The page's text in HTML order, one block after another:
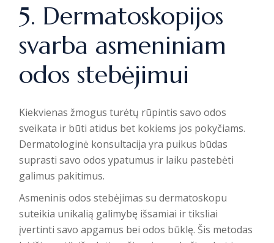
5. Dermatoskopijos
svarba asmeniniam
odos stebėjimui
Kiekvienas žmogus turėtų rūpintis savo odos
sveikata ir būti atidus bet kokiems jos pokyčiams.
Dermatologinė konsultacija yra puikus būdas
suprasti savo odos ypatumus ir laiku pastebėti
galimus pakitimus.
Asmeninis odos stebėjimas su dermatoskopu
suteikia unikalią galimybę išsamiai ir tiksliai
įvertinti savo apgamus bei odos būklę. Šis metodas